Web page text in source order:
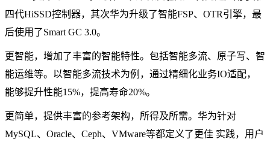
四代HiSSD控制器，其次华为升级了智能FSP、OTR引擎，最
后使用了Smart GC 3.0。
更智能，增加了丰富的智能特性。包括智能多流、原子写、智
能运维等。以智能多流技术为例，通过精细化业务IO适配，
能够提升性能15%，提高寿命20%。
更简单，提供丰富的参考架构，所得及所需。华为针对
MySQL、Oracle、Ceph、VMware等都定义了更佳 实践，用户